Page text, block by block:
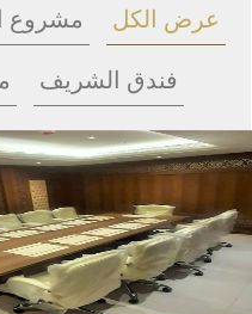
عرض الكل مشروع
فندق الشريف